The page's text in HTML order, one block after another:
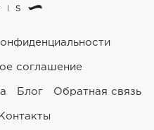
соглашение
Блог Обратная связь
Контакты